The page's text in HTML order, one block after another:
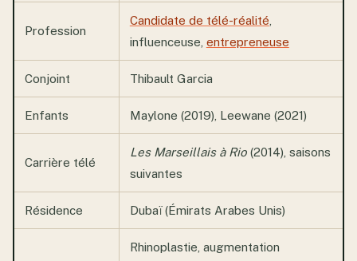
Profession
Candidate de télé-réalité
influenceuse, entrepreneuse
Conjoint Thibault Garcia
Enfants Maylone (2019), Leewane (2021)
Carrière télé
Les Marseillais à Rio(2014), saisons
suivantes
Résidence Dubaï (Émirats Arabes Unis)
Rhinoplastie, augmentation